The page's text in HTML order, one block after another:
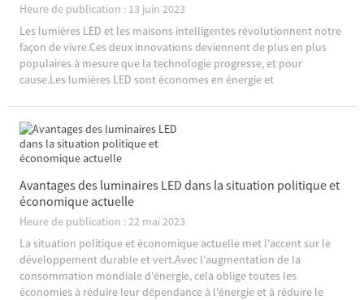
Heure de publication : 13 juin 2023
Les lumières LED et les maisons intelligentes révolutionnent notre
façon de vivre.Ces deux innovations deviennent de plus en plus
populaires à mesure que la technologie progresse, et pour
cause.Les lumières LED sont économes en énergie et
intelligentes offrent une commodité et une sécurité
accrue.Prenons...
Avantages des luminaires LED dans la situation politique et
économique actuelle
Heure de publication : 22 mai 2023
La situation politique et économique actuelle met l'accent sur le
développement durable et vert.Avec l'augmentation de la
consommation mondiale d'énergie, cela oblige toutes les
économies à réduire leur dépendance à l'énergie et à réduire le